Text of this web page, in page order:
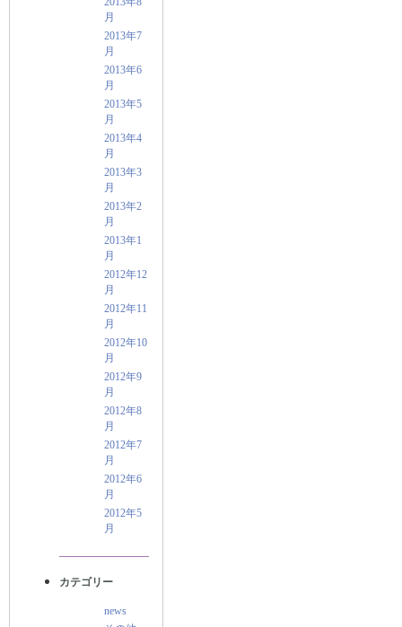
月
2013年7
月
2013年6
月
2013年5
月
2013年4
月
2013年3
月
2013年2
月
2013年1
月
2012年12
月
2012年11
月
2012年10
月
2012年9
月
2012年8
月
2012年7
月
2012年6
月
2012年5
月
カテゴリー
news